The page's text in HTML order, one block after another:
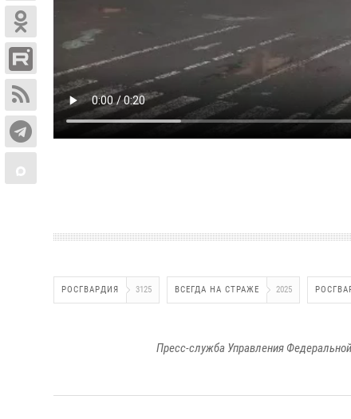
РОСГВАРДИЯ 3125 ВСЕГДА НА СТРАЖЕ 2025
Пресс-служба Управления